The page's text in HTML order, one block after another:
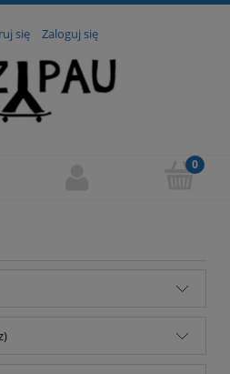
się Zaloguj się